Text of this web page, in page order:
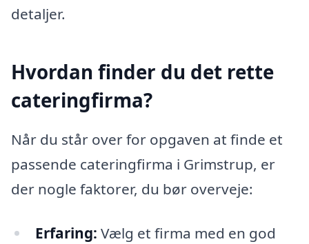
detaljer.
Hvordan finder du det rette
cateringfirma?
Når du står over for opgaven at finde et
passende cateringfirma i Grimstrup, er
der nogle faktorer, du bør overveje:
Erfaring: Vælg et firma med en god